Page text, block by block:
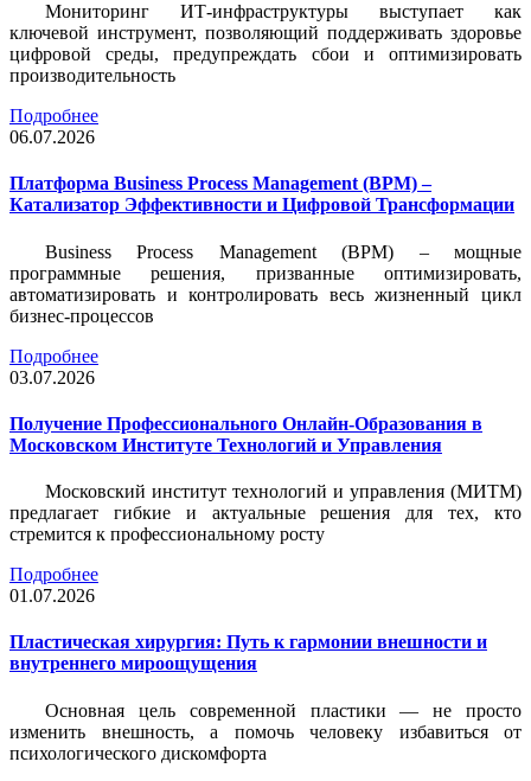
Мониторинг ИТ-инфраструктуры выступает как
ключевой инструмент, позволяющий поддерживать здоровье
цифровой среды, предупреждать сбои и оптимизировать
производительность
Подробнее
06.07.2026
Платформа Business Process Management (BPM) –
Катализатор Эффективности и Цифровой Трансформации
Business Process Management (BPM) – мощные
программные решения, призванные оптимизировать,
автоматизировать и контролировать весь жизненный цикл
бизнес-процессов
Подробнее
03.07.2026
Получение Профессионального Онлайн-Образования в
Московском Институте Технологий и Управления
Московский институт технологий и управления (МИТМ)
предлагает гибкие и актуальные решения для тех, кто
стремится к профессиональному росту
Подробнее
01.07.2026
Пластическая хирургия: Путь к гармонии внешности и
внутреннего мироощущения
Основная цель современной пластики — не просто
изменить внешность, а помочь человеку избавиться от
психологического дискомфорта